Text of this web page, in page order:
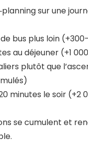
sur une
bus plus loin
au déjeuner (+1
plutôt que
minutes le soir (+2
se cumulent et